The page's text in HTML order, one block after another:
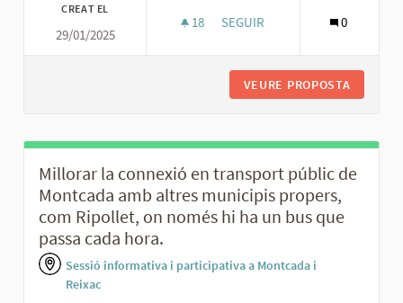
CREAT EL
29/01/2025
18 18 SEGUIDORES
SEGUIR 0
VEURE PROPOSTA
Millorar la connexió en transport públic de
Montcada amb altres municipis propers,
com Ripollet, on només hi ha un bus que
passa cada hora.
Sessió informativa i participativa a Montcada i
Reixac